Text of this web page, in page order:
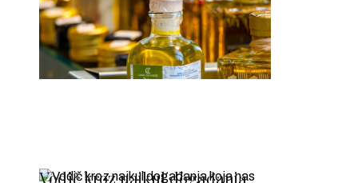
Vodič kroz najkul događanja